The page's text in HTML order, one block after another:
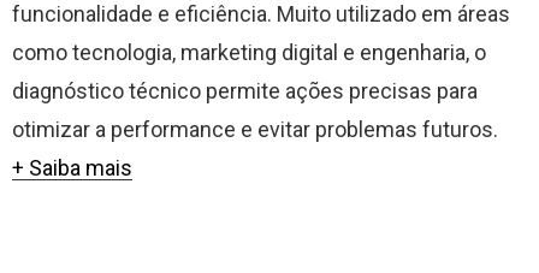
funcionalidade e eficiência. Muito utilizado em áreas
como tecnologia, marketing digital e engenharia, o
diagnóstico técnico permite ações precisas para
otimizar a performance e evitar problemas futuros.
+ Saiba mais